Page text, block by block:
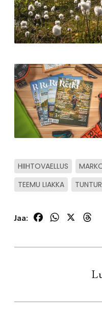
HIIHTOVAELLUS
TEEMU LIAKKA
Jaa: FacebookWhatsApp